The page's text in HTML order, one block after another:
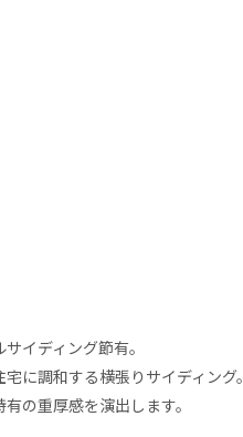
サイディング節有。
宅に調和する横張りサイディング。
有の重厚感を演出します。